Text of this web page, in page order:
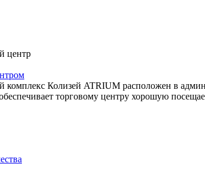
центр
комплекс Колизей ATRIUM расположен в
торговому центру хорошую